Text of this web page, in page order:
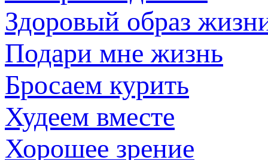
Здоровый образ
Подари мне жизнь
Бросаем курить
Худеем вместе
Хорошее зрение